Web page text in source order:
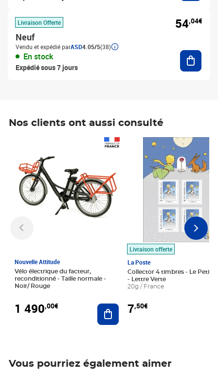
Livraison Offerte
Neuf
Vendu et expédié parASD4.05/5(38)
En stock
Expédié sous 7 jours
54,04€
Nos clients ont aussi consulté
Nouvelle Attitude
Vélo électrique du facteur,
reconditionné - Taille normale -
Noir/ Rouge
1 490,00€ Ajouter au panier
Livraison offerte
La Poste
Collector 4 timbres - Le Petit
- Lettre Verte
20g / France
7,50€
Prix 7,50€
Vous pourriez également aimer